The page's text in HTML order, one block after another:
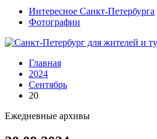
Интересное Санкт-Петербурга
Фотографии
Главная
2024
Сентябрь
20
Ежедневные архивы